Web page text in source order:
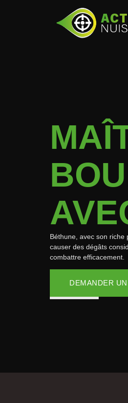
Béthune, avec son
causer des dégâts
combattre efficacement.
DEMANDER